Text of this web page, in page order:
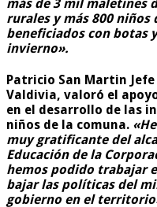
más de 3 mil maletines
rurales y más 800 niños
beneficiados con botas
invierno».
Patricio San Martin
Valdivia, valoró el
en el desarrollo de las
niños de la comuna.
muy gratificante del
Educación de la
hemos podido trabajar
bajar las políticas del
gobierno en el